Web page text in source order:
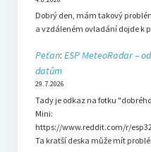
Dobrý den, mám takový
a vzdáleném ovladání dojde k
Peťan: ESP MeteoRadar –
datům
29.7.2026
Tady je odkaz na fotku
Mini:
https://www.reddit.com/r/
Ta kratší deska může mít